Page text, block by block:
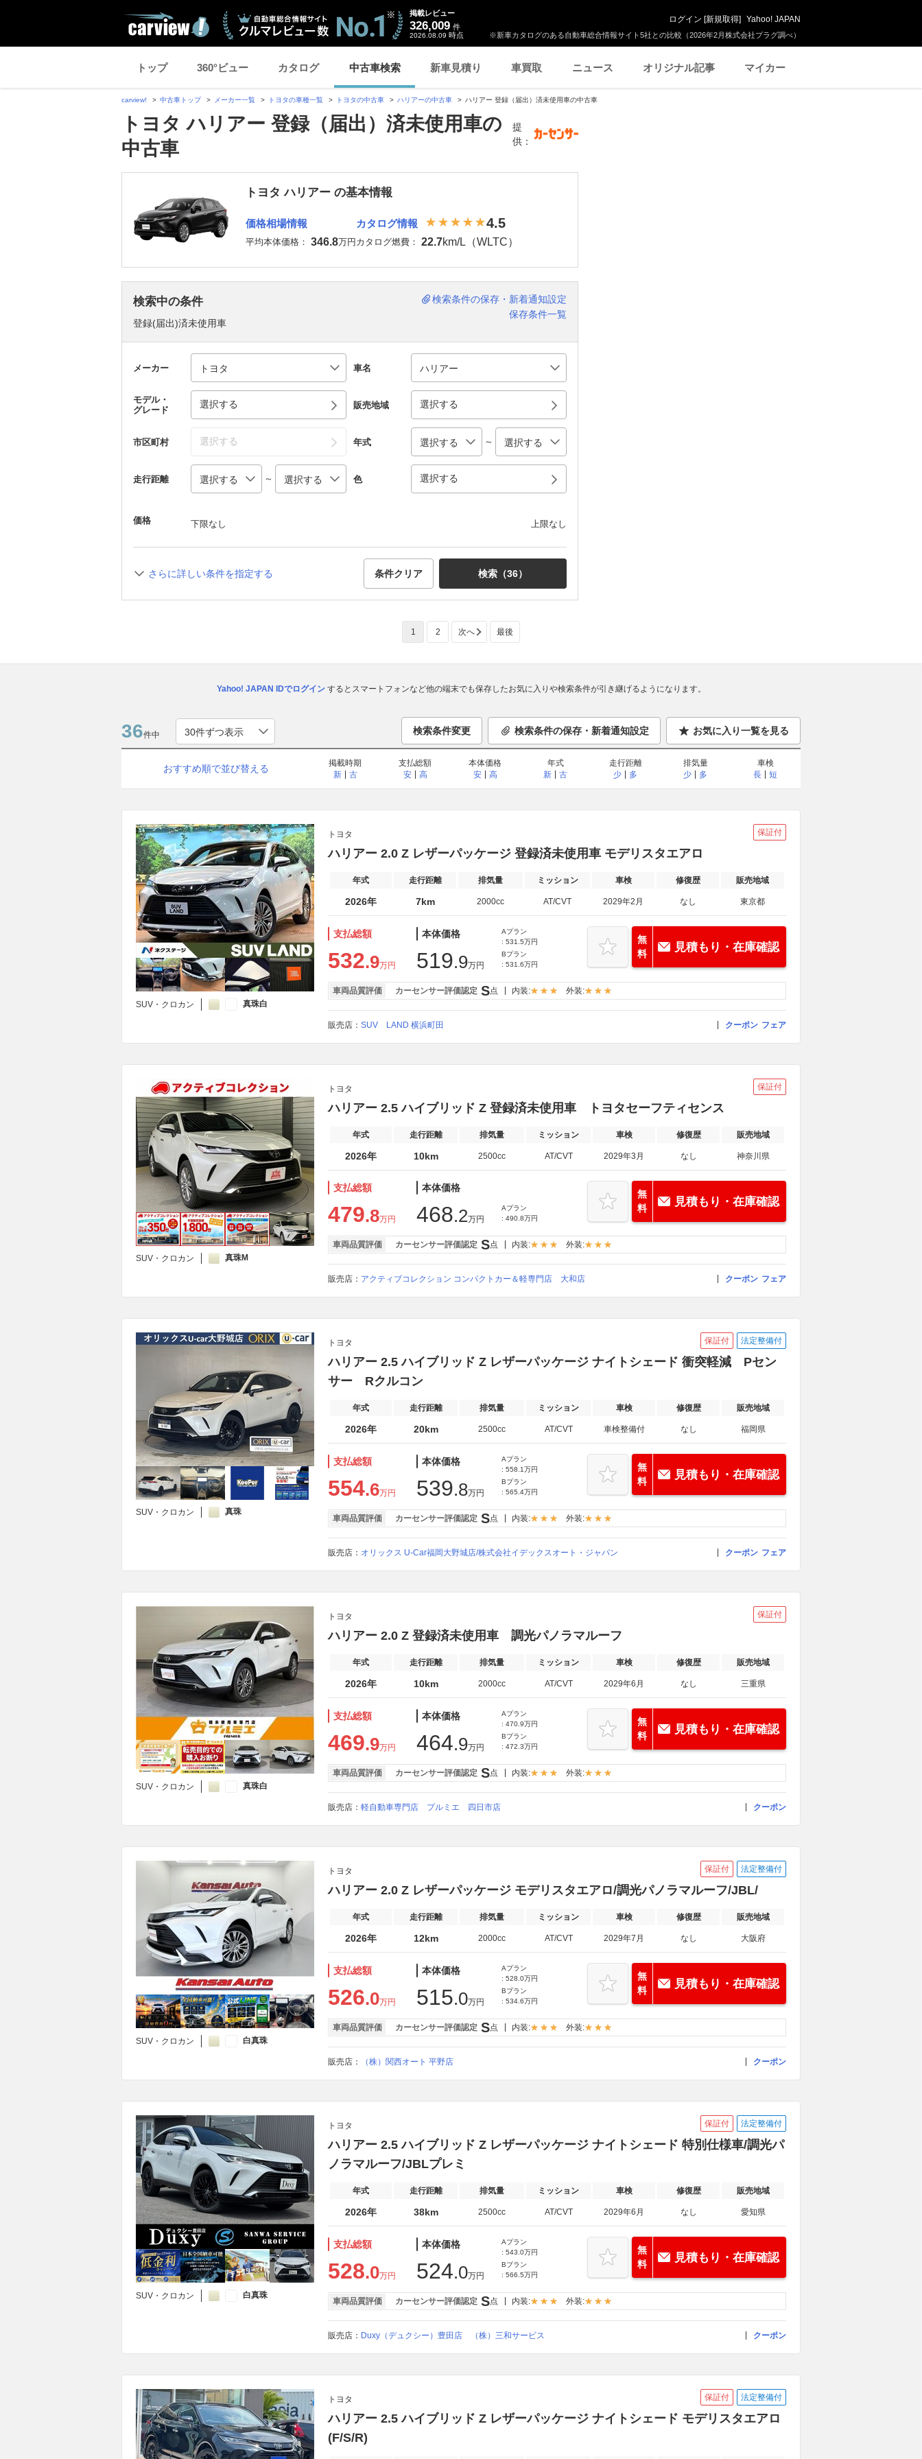
※新車カタログのある自動車総合情報サイト5社との比較（2026年2月株式会社プラグ調べ）
掲載レビュー
326,009 件
2026.08.09 時点
ログイン [新規取得] Yahoo! JAPAN
トップ 360°ビュー カタログ 中古車検索 新車見積り 車買取 ニュース オリジナル記事 マイカー
carview! 中古車トップ メーカー一覧 トヨタの車種一覧 トヨタの中古車 ハリアーの中古車 ハリアー 登録（届出）済未使用車の中古車
トヨタ ハリアー 登録（届出）済未使用車の
中古車
提
供：
トヨタ ハリアー の基本情報
価格相場情報
平均本体価格： 346.8万円
カタログ情報 4.5
カタログ燃費： 22.7km/L（WLTC）
検索中の条件
登録(届出)済未使用車
検索条件の保存・新着通知設定
保存条件一覧
メーカー 車名
モデル・
グレード
選択する 販売地域 選択する
市区町村 選択する 年式 ～
走行距離 ～ 色 選択する
価格 下限なし 上限なし
さらに詳しい条件を指定する 条件クリア 検索（36）
1 2 次へ 最後
Yahoo! JAPAN IDでログインするとスマートフォンなど他の端末でも保存したお気に入りや検索条件が引き継げるようになります。
36件中 検索条件変更 検索条件の保存・新着通知設定 お気に入り一覧を見る
おすすめ順で並び替える
掲載時期
新
古
支払総額
安
高
本体価格
安
高
年式
新
古
走行距離
少
多
排気量
少
多
車検
長
短
SUV・クロカン 真珠白
トヨタ 保証付
ハリアー 2.0 Z レザーパッケージ 登録済未使用車 モデリスタエアロ
年式 走行距離 排気量 ミッション 車検 修復歴 販売地域
2026年 7km 2000cc AT/CVT 2029年2月 なし 東京都
支払総額
532.9万円
本体価格
519.9万円
Aプラン
: 531.5万円
Bプラン
: 531.6万円
無
料
見積もり・在庫確認
車両品質評価 カーセンサー評価認定 S点 内装: 外装:
販売店： SUV LAND 横浜町田 クーポン フェア
SUV・クロカン 真珠M
トヨタ 保証付
ハリアー 2.5 ハイブリッド Z 登録済未使用車 トヨタセーフティセンス
年式 走行距離 排気量 ミッション 車検 修復歴 販売地域
2026年 10km 2500cc AT/CVT 2029年3月 なし 神奈川県
支払総額
479.8万円
本体価格
468.2万円
Aプラン
: 490.8万円
無
料
見積もり・在庫確認
車両品質評価 カーセンサー評価認定 S点 内装: 外装:
販売店： アクティブコレクション コンパクトカー＆軽専門店 大和店 クーポン フェア
SUV・クロカン 真珠
トヨタ 保証付 法定整備付
ハリアー 2.5 ハイブリッド Z レザーパッケージ ナイトシェード 衝突軽減 Pセン
サー Rクルコン
年式 走行距離 排気量 ミッション 車検 修復歴 販売地域
2026年 20km 2500cc AT/CVT 車検整備付 なし 福岡県
支払総額
554.6万円
本体価格
539.8万円
Aプラン
: 558.1万円
Bプラン
: 565.4万円
無
料
見積もり・在庫確認
車両品質評価 カーセンサー評価認定 S点 内装: 外装:
販売店： オリックス U-Car福岡大野城店/株式会社イデックスオート・ジャパン クーポン フェア
SUV・クロカン 真珠白
トヨタ 保証付
ハリアー 2.0 Z 登録済未使用車 調光パノラマルーフ
年式 走行距離 排気量 ミッション 車検 修復歴 販売地域
2026年 10km 2000cc AT/CVT 2029年6月 なし 三重県
支払総額
469.9万円
本体価格
464.9万円
Aプラン
: 470.9万円
Bプラン
: 472.3万円
無
料
見積もり・在庫確認
車両品質評価 カーセンサー評価認定 S点 内装: 外装:
販売店： 軽自動車専門店 プルミエ 四日市店 クーポン
SUV・クロカン 白真珠
トヨタ 保証付 法定整備付
ハリアー 2.0 Z レザーパッケージ モデリスタエアロ/調光パノラマルーフ/JBL/
年式 走行距離 排気量 ミッション 車検 修復歴 販売地域
2026年 12km 2000cc AT/CVT 2029年7月 なし 大阪府
支払総額
526.0万円
本体価格
515.0万円
Aプラン
: 528.0万円
Bプラン
: 534.6万円
無
料
見積もり・在庫確認
車両品質評価 カーセンサー評価認定 S点 内装: 外装:
販売店： （株）関西オート 平野店 クーポン
SUV・クロカン 白真珠
トヨタ 保証付 法定整備付
ハリアー 2.5 ハイブリッド Z レザーパッケージ ナイトシェード 特別仕様車/調光パ
ノラマルーフ/JBLプレミ
年式 走行距離 排気量 ミッション 車検 修復歴 販売地域
2026年 38km 2500cc AT/CVT 2029年6月 なし 愛知県
支払総額
528.0万円
本体価格
524.0万円
Aプラン
: 543.0万円
Bプラン
: 566.5万円
無
料
見積もり・在庫確認
車両品質評価 カーセンサー評価認定 S点 内装: 外装:
販売店： Duxy（デュクシー）豊田店 （株）三和サービス クーポン
トヨタ 保証付 法定整備付
ハリアー 2.5 ハイブリッド Z レザーパッケージ ナイトシェード モデリスタエアロ
(F/S/R)